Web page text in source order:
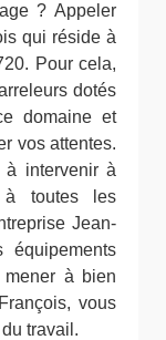
? Appeler
qui réside à
Pour cela,
dotés
domaine et
vos attentes.
à intervenir à
à toutes les
Jean-
équipements
mener à bien
vous
travail.